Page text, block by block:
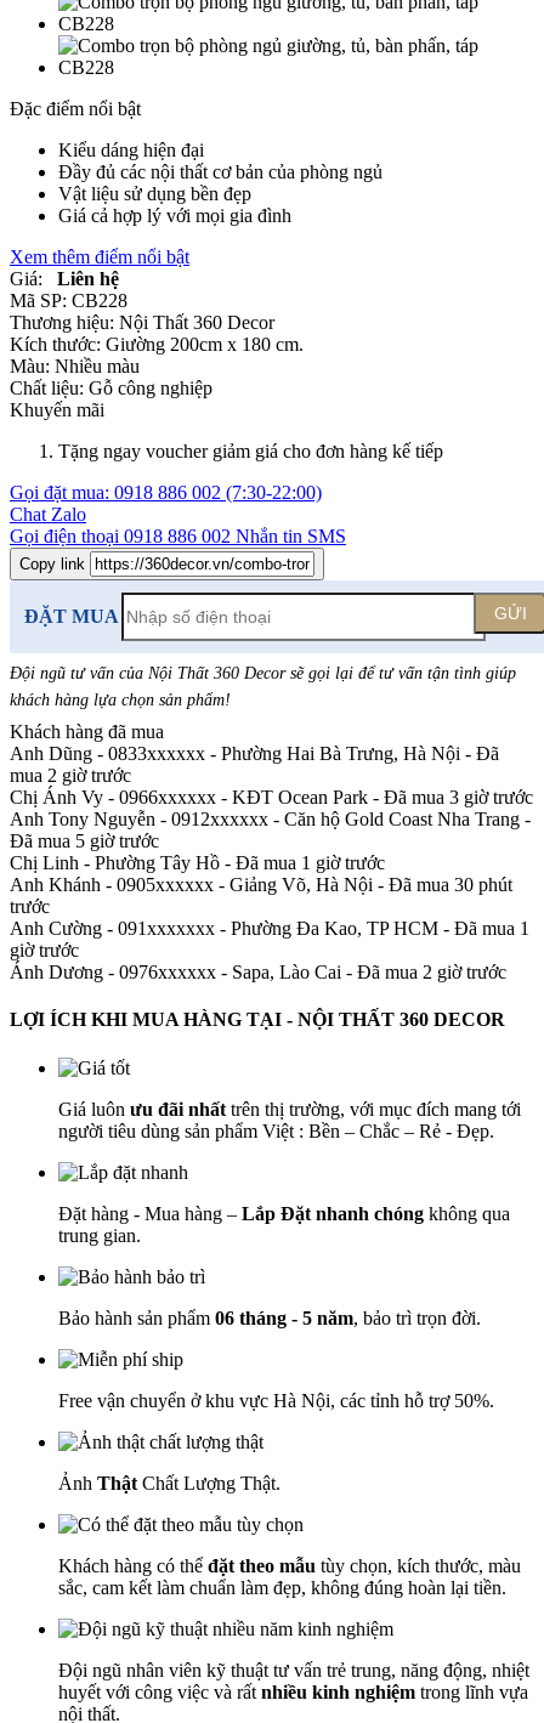
Đặc điểm nổi bật
Kiểu dáng hiện đại
Đầy đủ các nội thất cơ bản của phòng ngủ
Vật liệu sử dụng bền đẹp
Giá cả hợp lý với mọi gia đình
Xem thêm điểm nổi bật
Giá:
Liên hệ
Mã SP: CB228
Thương hiệu: Nội Thất 360 Decor
Kích thước: Giường 200cm x 180 cm.
Màu: Nhiều màu
Chất liệu: Gỗ công nghiệp
Khuyến mãi
Tặng ngay voucher giảm giá cho đơn hàng kế tiếp
Gọi đặt mua: 0918 886 002 (7:30-22:00)
Chat Zalo
Gọi điện thoại 0918 886 002 Nhắn tin SMS
Copy link
ĐẶT MUA GỬI
Đội ngũ tư vấn của Nội Thất 360 Decor sẽ gọi lại để tư vấn tận tình giúp
khách hàng lựa chọn sản phẩm!
Khách hàng đã mua
Anh Dũng - 0833xxxxxx - Phường Hai Bà Trưng, Hà Nội - Đã
mua 2 giờ trước
Chị Ánh Vy - 0966xxxxxx - KĐT Ocean Park - Đã mua 3 giờ trước
Anh Tony Nguyễn - 0912xxxxxx - Căn hộ Gold Coast Nha Trang -
Đã mua 5 giờ trước
Chị Linh - Phường Tây Hồ - Đã mua 1 giờ trước
Anh Khánh - 0905xxxxxx - Giảng Võ, Hà Nội - Đã mua 30 phút
trước
Anh Cường - 091xxxxxxx - Phường Đa Kao, TP HCM - Đã mua 1
giờ trước
Ánh Dương - 0976xxxxxx - Sapa, Lào Cai - Đã mua 2 giờ trước
LỢI ÍCH KHI MUA HÀNG TẠI - NỘI THẤT 360 DECOR
Giá luôn ưu đãi nhất trên thị trường, với mục đích mang tới
người tiêu dùng sản phẩm Việt : Bền – Chắc – Rẻ - Đẹp.
Đặt hàng - Mua hàng – Lắp Đặt nhanh chóng không qua
trung gian.
Bảo hành sản phẩm 06 tháng - 5 năm, bảo trì trọn đời.
Free vận chuyển ở khu vực Hà Nội, các tỉnh hỗ trợ 50%.
Ảnh Thật Chất Lượng Thật.
Khách hàng có thể đặt theo mẫu tùy chọn, kích thước, màu
sắc, cam kết làm chuẩn làm đẹp, không đúng hoàn lại tiền.
Đội ngũ nhân viên kỹ thuật tư vấn trẻ trung, năng động, nhiệt
huyết với công việc và rất nhiều kinh nghiệm trong lĩnh vựa
nội thất.